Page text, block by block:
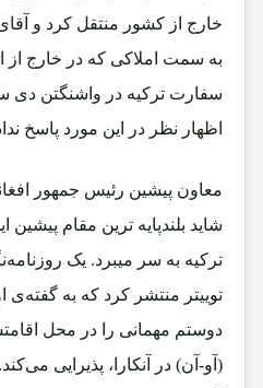
خارج از کشور منتقل کرد و
به سمت املاکی که در خارج از
سفارت ترکیه در واشنگتن دی
اظهار نظر در این مورد پاسخ
معاون پیشین رئیس جمهور
شاید بلندپایه ترین مقام
ترکیه به سر میبرد. یک
توییتر منتشر کرد که به گفته‌ی
دوستم مهمانی را در محل
(آو-آن) در آنکارا، پذیرایی